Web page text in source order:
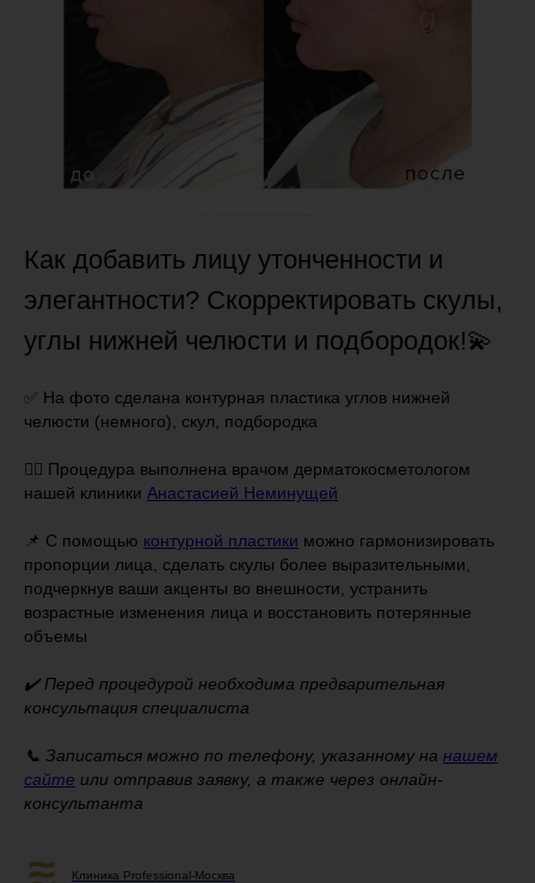
Как добавить лицу утонченности и
элегантности? Скорректировать скулы,
углы нижней челюсти и подбородок!💫
✅ На фото сделана контурная пластика углов нижней
челюсти (немного), скул, подбородка
👩‍⚕️ Процедура выполнена врачом дерматокосметологом
нашей клиники Анастасией Неминущей
📌 С помощью контурной пластики можно гармонизировать
пропорции лица, сделать скулы более выразительными,
подчеркнув ваши акценты во внешности, устранить
возрастные изменения лица и восстановить потерянные
объемы
✔️ Перед процедурой необходима предварительная
консультация специалиста
📞 Записаться можно по телефону, указанному на нашем
сайте или отправив заявку, а также через онлайн-
консультанта
Клиника Professional-Москва